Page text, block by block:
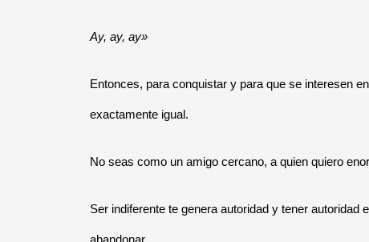
Ay, ay, ay»
Entonces, para conquistar y para que se interesen
exactamente igual.
No seas como un amigo cercano, a quien quiero
Ser indiferente te genera autoridad y tener
abandonar.